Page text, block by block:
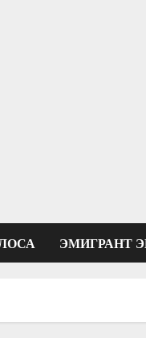
ЭМИГРАНТ